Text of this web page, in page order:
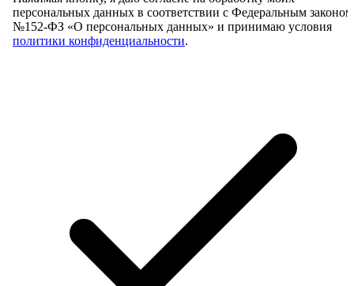
персональных данных в соответствии с Федеральным законом
№152-ФЗ «О персональных данных» и принимаю условия
политики конфиденциальности.